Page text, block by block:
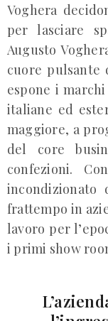
Voghera
per lasciare
Augusto
cuore pulsante
espone i
italiane ed
maggiore, a
del core
confezioni.
frattempo in
lavoro per
i primi show